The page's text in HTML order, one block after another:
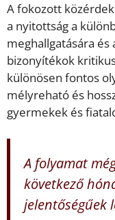
A fokozott
a nyitottság a
meghallgatására
bizonyítékok
különösen fontos
mélyreható és
gyermekek és
A folyamat
következő
jelentőségűek